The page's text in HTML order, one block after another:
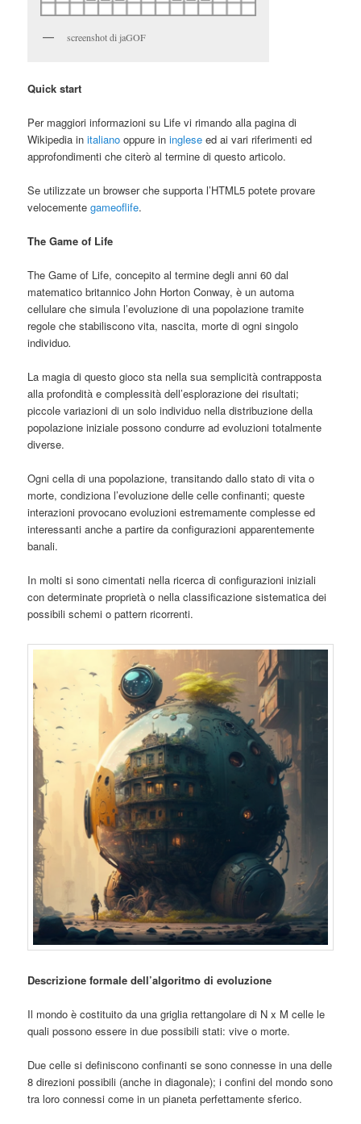
screenshot di jaGOF
Quick start
Per maggiori informazioni su Life vi rimando alla pagina di
Wikipedia initaliano oppure ininglese ed ai vari riferimenti ed
approfondimenti che citerò al termine di questo articolo.
Se utilizzate un browser che supporta l’HTML5 potete provare
velocementegameoflife.
The Game of Life
The Game of Life, concepito al termine degli anni 60 dal
matematico britannico John Horton Conway, è un automa
cellulare che simula l’evoluzione di una popolazione tramite
regole che stabiliscono vita, nascita, morte di ogni singolo
individuo.
La magia di questo gioco sta nella sua semplicità contrapposta
alla profondità e complessità dell’esplorazione dei risultati;
piccole variazioni di un solo individuo nella distribuzione della
popolazione iniziale possono condurre ad evoluzioni totalmente
diverse.
Ogni cella di una popolazione, transitando dallo stato di vita o
morte, condiziona l’evoluzione delle celle confinanti; queste
interazioni provocano evoluzioni estremamente complesse ed
interessanti anche a partire da configurazioni apparentemente
banali.
In molti si sono cimentati nella ricerca di configurazioni iniziali
con determinate proprietà o nella classificazione sistematica dei
possibili schemi o pattern ricorrenti.
Descrizione formale dell’algoritmo di evoluzione
Il mondo è costituito da una griglia rettangolare di N x M celle le
quali possono essere in due possibili stati: vive o morte.
Due celle si definiscono confinanti se sono connesse in una delle
8 direzioni possibili (anche in diagonale); i confini del mondo sono
tra loro connessi come in un pianeta perfettamente sferico.